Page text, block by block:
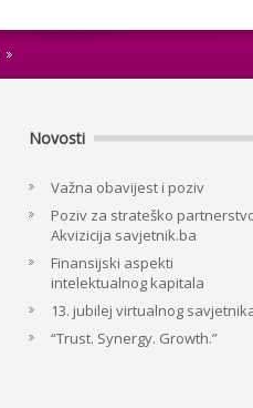
Novosti
Važna obavijest i poziv
Poziv za strateško
Akvizicija savjetnik.ba
Finansijski aspekti
intelektualnog kapitala
13. jubilej virtualnog
“Trust. Synergy. Growth.”